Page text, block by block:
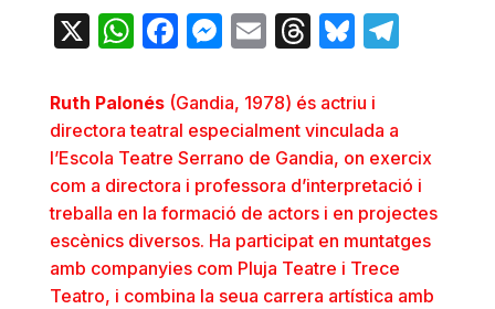
X WhatsApp
Facebook
Messenger
EmailThreads
Bluesky
Ruth Palonés(Gandia, 1978) és actriu i
directora teatral especialment vinculada a
l’Escola Teatre Serrano de Gandia, on exercix
com a directora i professora d’interpretació i
treballa en la formació de actors i en projectes
escènics diversos. Ha participat en muntatges
amb companyies com Pluja Teatre i Trece
Teatro, i combina la seua carrera artística amb